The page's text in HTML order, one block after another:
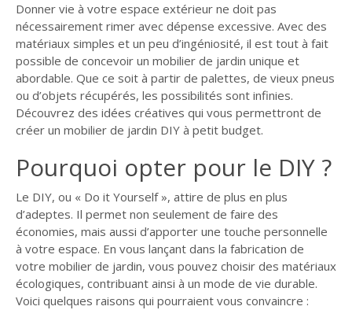
LIGNE JARDIN
INFO PAYSAGISTE
GUIDE JARDIN ET
PAYSAGE
GUIDE JARDIN
COMPAGNIE
Donner vie à votre espace extérieur ne doit pas
nécessairement rimer avec dépense excessive. Avec des
matériaux simples et un peu d’ingéniosité, il est tout à fait
possible de concevoir un mobilier de jardin unique et
abordable. Que ce soit à partir de palettes, de vieux pneus
ou d’objets récupérés, les possibilités sont infinies.
Découvrez des idées créatives qui vous permettront de
créer un mobilier de jardin DIY à petit budget.
Pourquoi opter pour le DIY ?
Le DIY, ou « Do it Yourself », attire de plus en plus
d’adeptes. Il permet non seulement de faire des
économies, mais aussi d’apporter une touche personnelle
à votre espace. En vous lançant dans la fabrication de
votre mobilier de jardin, vous pouvez choisir des matériaux
écologiques, contribuant ainsi à un mode de vie durable.
Voici quelques raisons qui pourraient vous convaincre :